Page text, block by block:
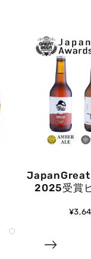
2025受賞